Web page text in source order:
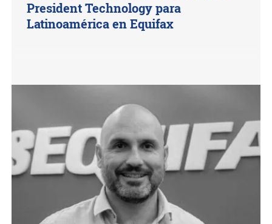
President Technology para
Latinoamérica en Equifax